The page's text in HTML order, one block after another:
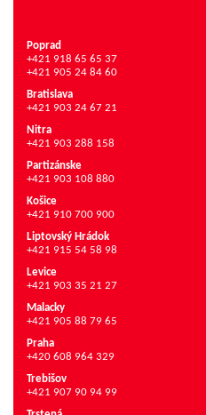
Poprad
+421 918 65 65 37
+421 905 24 84 60
Bratislava
+421 903 24 67 21
Nitra
+421 903 288 158
Partizánske
+421 903 108 880
Košice
+421 910 700 900
Liptovský Hrádok
+421 915 54 58 98
Levice
+421 903 35 21 27
Malacky
+421 905 88 79 65
Praha
+420 608 964 329
Trebišov
+421 907 90 94 99